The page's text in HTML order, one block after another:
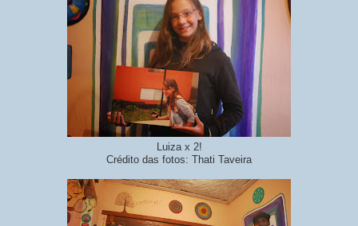
Luiza x 2!
Crédito das fotos: Thati Taveira